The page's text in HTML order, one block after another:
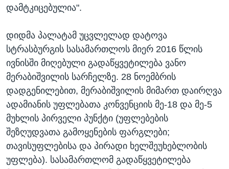
დამტკიცებულია".
დიდმა პალატამ უცვლელად დატოვა
სტრასბურგის სასამართლოს მიერ 2016 წლის
ივნისში მიღებული გადაწყვეტილება ვანო
მერაბიშვილის სარჩელზე. 28 ნოემბრის
დადგენილებით, მერაბიშვილის მიმართ დაირღვა
ადამიანის უფლებათა კონვენციის მე-18 და მე-5
მუხლის პირველი პუნქტი (უფლებების
შეზღუდვათა გამოყენების ფარგლები;
თავისუფლებისა და პირადი ხელშეუხებლობის
უფლება). სასამართლომ გადაწყვეტილება